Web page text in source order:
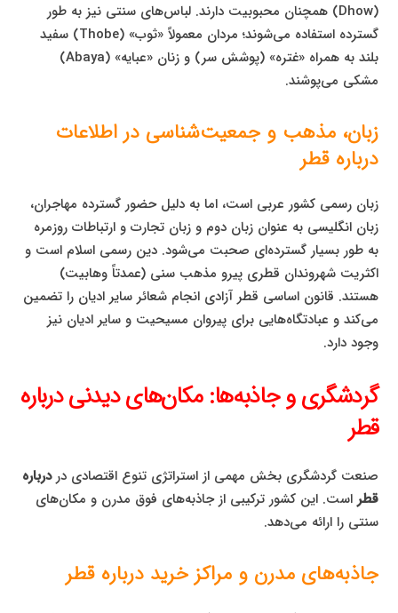
(Dhow) همچنان محبوبیت دارند. لباس‌های سنتی نیز به طور
گسترده استفاده می‌شوند؛ مردان معمولاً «ثوب» (Thobe) سفید
بلند به همراه «غتره» (پوشش سر) و زنان «عبایه» (Abaya)
مشکی می‌پوشند.
زبان، مذهب و جمعیت‌شناسی در اطلاعات
درباره قطر
زبان رسمی کشور عربی است، اما به دلیل حضور گسترده مهاجران،
زبان انگلیسی به عنوان زبان دوم و زبان تجارت و ارتباطات روزمره
به طور بسیار گسترده‌ای صحبت می‌شود. دین رسمی اسلام است و
اکثریت شهروندان قطری پیرو مذهب سنی (عمدتاً وهابیت)
هستند. قانون اساسی قطر آزادی انجام شعائر سایر ادیان را تضمین
می‌کند و عبادتگاه‌هایی برای پیروان مسیحیت و سایر ادیان نیز
وجود دارد.
گردشگری و جاذبه‌ها: مکان‌های دیدنی درباره
قطر
صنعت گردشگری بخش مهمی از استراتژی تنوع اقتصادی دردرباره
قطراست. این کشور ترکیبی از جاذبه‌های فوق مدرن و مکان‌های
سنتی را ارائه می‌دهد.
جاذبه‌های مدرن و مراکز خرید درباره قطر